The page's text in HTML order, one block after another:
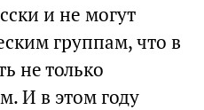
и не могут
группам, что в
не только
И в этом году